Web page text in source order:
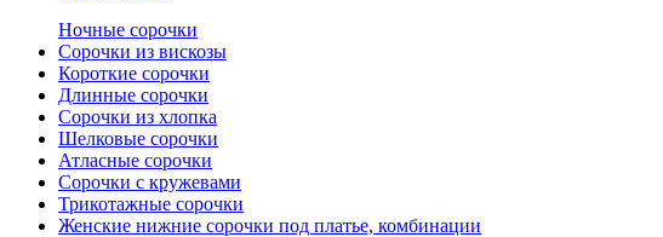
Ночные сорочки
Сорочки из вискозы
Короткие сорочки
Длинные сорочки
Сорочки из хлопка
Шелковые сорочки
Атласные сорочки
Сорочки с кружевами
Трикотажные сорочки
Женские нижние сорочки под платье, комбинации